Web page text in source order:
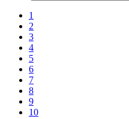
1
2
3
4
5
6
7
8
9
10